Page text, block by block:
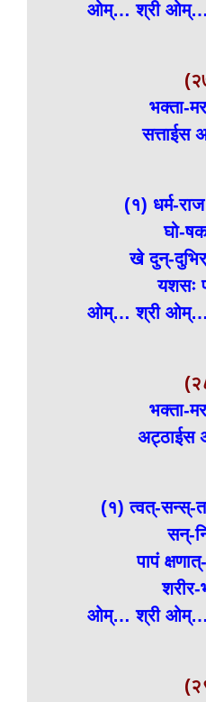
ओम्… श्री ओम्…
भक्ता-
सत्ताईस
(१) धर्म-
घो-
खे दुन्-
यशसः
ओम्… श्री ओम्…
भक्ता-
अट्ठाईस
(१) त्वत्-सन्स्-
सन्-
पापं
शरीर-
ओम्… श्री ओम्…